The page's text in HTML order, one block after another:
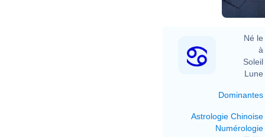
Né le
à
Soleil
Lune
Dominantes
Astrologie Chinoise
Numérologie